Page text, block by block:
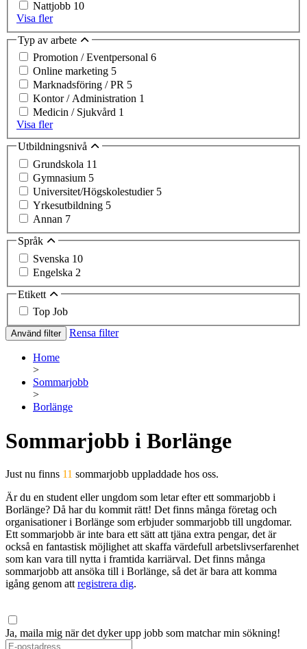
Nattjobb 10
Visa fler
Typ av arbete
Promotion / Eventpersonal 6
Online marketing 5
Marknadsföring / PR 5
Kontor / Administration 1
Medicin / Sjukvård 1
Visa fler
Utbildningsnivå
Grundskola 11
Gymnasium 5
Universitet/Högskolestudier 5
Yrkesutbildning 5
Annan 7
Språk
Svenska 10
Engelska 2
Etikett
Top Job
Använd filter Rensa filter
Home
>
Sommarjobb
>
Borlänge
Sommarjobb i Borlänge
Just nu finns 11 sommarjobb uppladdade hos oss.
Är du en student eller ungdom som letar efter ett sommarjobb i
Borlänge? Då har du kommit rätt! Det finns många företag och
organisationer i Borlänge som erbjuder sommarjobb till ungdomar.
Ett sommarjobb är inte bara ett sätt att tjäna extra pengar, det är
också en fantastisk möjlighet att skaffa värdefull arbetslivserfarenhet
som kan vara till nytta i framtida karriärval. Det finns många
sommarjobb att ansöka till i Borlänge, så det är bara att komma
igång genom att registrera dig.
Ja, maila mig när det dyker upp jobb som matchar min sökning!